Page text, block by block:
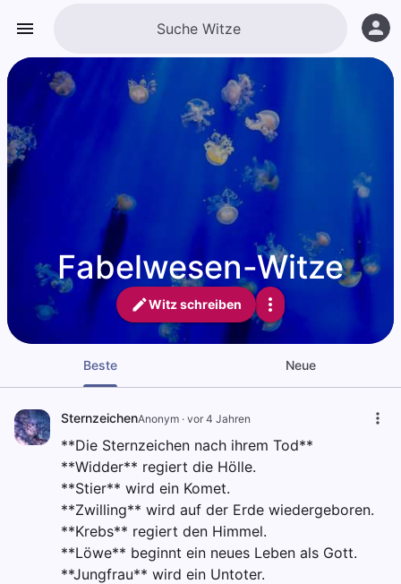
Fabelwesen-Witze
Witz schreiben
Beste Neue
SternzeichenAnonym · vor 4 Jahren
**Die Sternzeichen nach ihrem Tod**
**Widder** regiert die Hölle.
**Stier** wird ein Komet.
**Zwilling** wird auf der Erde wiedergeboren.
**Krebs** regiert den Himmel.
**Löwe** beginnt ein neues Leben als Gott.
**Jungfrau** wird ein Untoter.